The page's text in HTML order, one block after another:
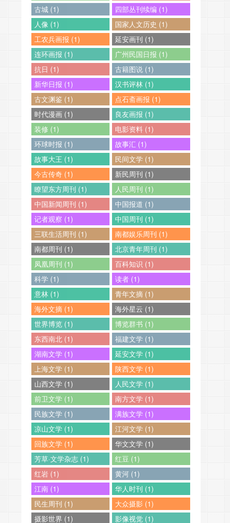
古城 (1)
四部丛刊续编 (1)
人像 (1)
国家人文历史 (1)
工农兵画报 (1)
延安画刊 (1)
连环画报 (1)
广州民国日报 (1)
抗日 (1)
古籍图说 (1)
新华日报 (1)
汉书评林 (1)
古文渊鉴 (1)
点石斋画报 (1)
时代漫画 (1)
良友画报 (1)
装修 (1)
电影资料 (1)
环球时报 (1)
故事汇 (1)
故事大王 (1)
民间文学 (1)
今古传奇 (1)
新民周刊 (1)
瞭望东方周刊 (1)
人民周刊 (1)
中国新闻周刊 (1)
中国报道 (1)
记者观察 (1)
中国周刊 (1)
三联生活周刊 (1)
南都娱乐周刊 (1)
南都周刊 (1)
北京青年周刊 (1)
凤凰周刊 (1)
百科知识 (1)
科学 (1)
读者 (1)
意林 (1)
青年文摘 (1)
海外文摘 (1)
海外星云 (1)
世界博览 (1)
博览群书 (1)
东西南北 (1)
福建文学 (1)
湖南文学 (1)
延安文学 (1)
上海文学 (1)
陕西文学 (1)
山西文学 (1)
人民文学 (1)
前卫文学 (1)
南方文学 (1)
民族文学 (1)
满族文学 (1)
凉山文学 (1)
江河文学 (1)
回族文学 (1)
华文文学 (1)
芳草·文学杂志 (1)
红豆 (1)
红岩 (1)
黄河 (1)
江南 (1)
华人时刊 (1)
民生周刊 (1)
大众摄影 (1)
摄影世界 (1)
影像视觉 (1)